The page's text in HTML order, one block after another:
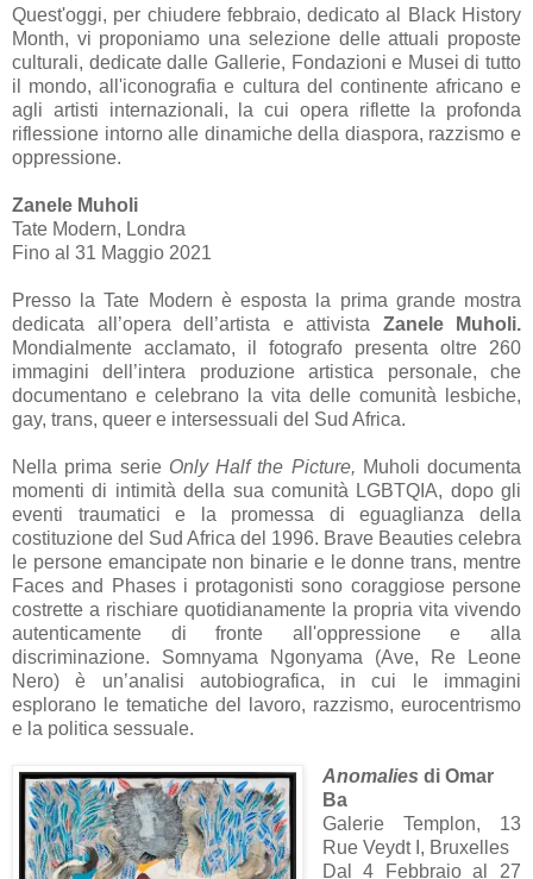
Quest'oggi, per chiudere febbraio, dedicato al Black History
Month, vi proponiamo una selezione delle attuali proposte
culturali, dedicate dalle Gallerie, Fondazioni e Musei di tutto
il mondo, all'iconografia e cultura del continente africano e
agli artisti internazionali, la cui opera riflette la profonda
riflessione intorno alle dinamiche della diaspora, razzismo e
oppressione.
Zanele Muholi
Tate Modern, Londra
Fino al 31 Maggio 2021
Presso la Tate Modern è esposta la prima grande mostra
dedicata all’opera dell’artista e attivista Zanele Muholi.
Mondialmente acclamato, il fotografo presenta oltre 260
immagini dell’intera produzione artistica personale, che
documentano e celebrano la vita delle comunità lesbiche,
gay, trans, queer e intersessuali del Sud Africa.
Nella prima serie Only Half the Picture, Muholi documenta
momenti di intimità della sua comunità LGBTQIA, dopo gli
eventi traumatici e la promessa di eguaglianza della
costituzione del Sud Africa del 1996. Brave Beauties celebra
le persone emancipate non binarie e le donne trans, mentre
Faces and Phases i protagonisti sono coraggiose persone
costrette a rischiare quotidianamente la propria vita vivendo
autenticamente di fronte all'oppressione e alla
discriminazione. Somnyama Ngonyama (Ave, Re Leone
Nero) è un’analisi autobiografica, in cui le immagini
esplorano le tematiche del lavoro, razzismo, eurocentrismo
e la politica sessuale.
Anomalies di Omar
Ba
Galerie Templon, 13
Rue Veydt I, Bruxelles
Dal 4 Febbraio al 27